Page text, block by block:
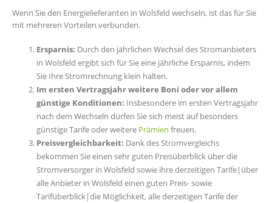
Wenn Sie den Energielieferanten in Wolsfeld wechseln, ist das für Sie
mit mehreren Vorteilen verbunden.
Ersparnis: Durch den jährlichen Wechsel des Stromanbieters
in Wolsfeld ergibt sich für Sie eine jährliche Ersparnis, indem
Sie Ihre Stromrechnung klein halten.
Im ersten Vertragsjahr weitere Boni oder vor allem
günstige Konditionen: Insbesondere im ersten Vertragsjahr
nach dem Wechseln dürfen Sie sich meist auf besonders
günstige Tarife oder weitere Prämien freuen.
Preisvergleichbarkeit: Dank des Stromvergleichs
bekommen Sie einen sehr guten Preisüberblick über die
Stromversorger in Wolsfeld sowie ihre derzeitigen Tarife|über
alle Anbieter in Wolsfeld einen guten Preis- sowie
Tarifüberblick|die Möglichkeit, alle derzeitigen Tarife der